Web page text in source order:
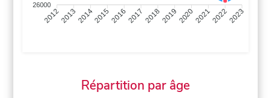
26000
201220132014201520162017 201820192020202120222023
Répartition par âge